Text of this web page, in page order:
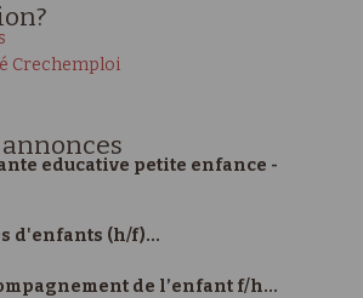
Crechemploi
annonces
educative petite enfance -
d'enfants (h/f)...
de l’enfant f/h...